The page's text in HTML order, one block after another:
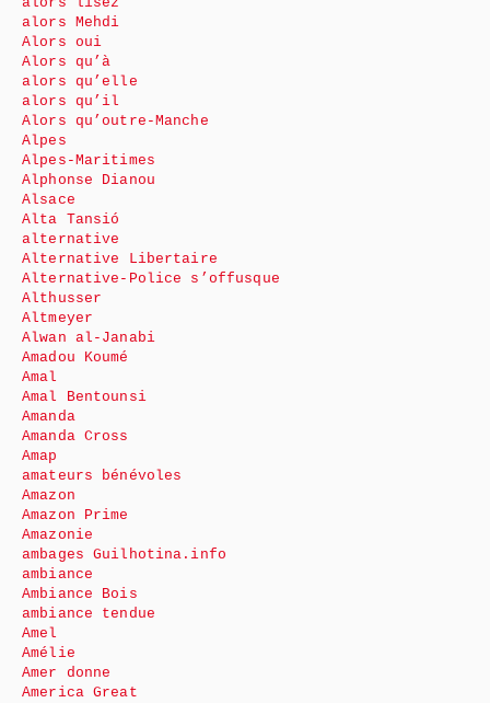
alors Mehdi
Alors oui
Alors qu’à
alors qu’elle
alors qu’il
Alors qu’outre-Manche
Alpes
Alpes-Maritimes
Alphonse Dianou
Alsace
Alta Tansió
alternative
Alternative Libertaire
Alternative-Police s’offusque
Althusser
Altmeyer
Alwan al-Janabi
Amadou Koumé
Amal
Amal Bentounsi
Amanda
Amanda Cross
Amap
amateurs bénévoles
Amazon
Amazon Prime
Amazonie
ambages Guilhotina.info
ambiance
Ambiance Bois
ambiance tendue
Amel
Amélie
Amer donne
America Great